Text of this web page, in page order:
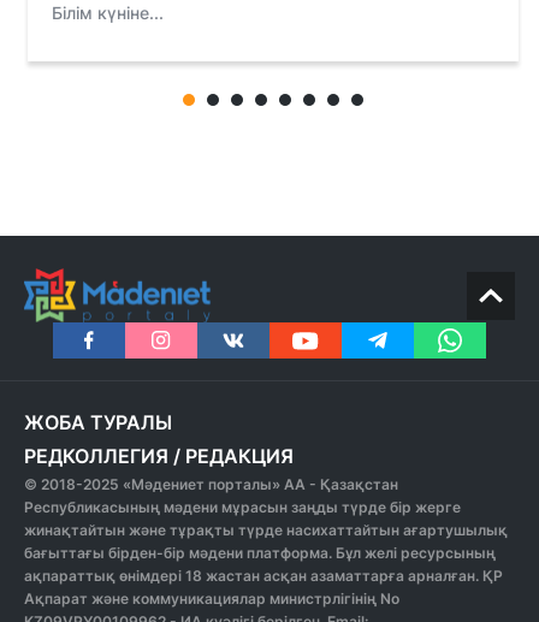
Білім күніне...
ЖОБА ТУРАЛЫ
РЕДКОЛЛЕГИЯ / РЕДАКЦИЯ
© 2018-2025 «Мәдениет порталы» АА - Қазақстан
Республикасының мәдени мұрасын заңды түрде бір жерге
жинақтайтын және тұрақты түрде насихаттайтын ағартушылық
бағыттағы бірден-бір мәдени платформа. Бұл желі ресурсының
ақпараттық өнімдері 18 жастан асқан азаматтарға арналған. ҚР
Ақпарат және коммуникациялар министрлігінің No